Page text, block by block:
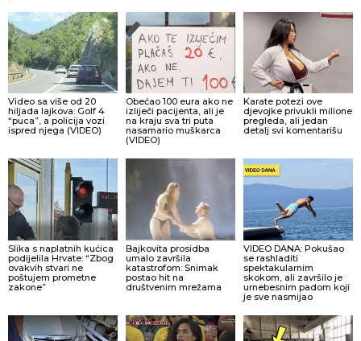
Video sa više od 20
hiljada lajkova: Golf 4
“puca”, a policija vozi
ispred njega (VIDEO)
Obećao 100 eura ako ne
izliječi pacijenta, ali je
na kraju sva tri puta
nasamario muškarca
(VIDEO)
Karate potezi ove
djevojke privukli milione
pregleda, ali jedan
detalj svi komentarišu
Slika s naplatnih kućica
podijelila Hrvate: “Zbog
ovakvih stvari ne
poštujem prometne
zakone”
Bajkovita prosidba
umalo završila
katastrofom: Snimak
postao hit na
društvenim mrežama
VIDEO DANA: Pokušao
se rashladiti
spektakularnim
skokom, ali završilo je
urnebesnim padom koji
je sve nasmijao